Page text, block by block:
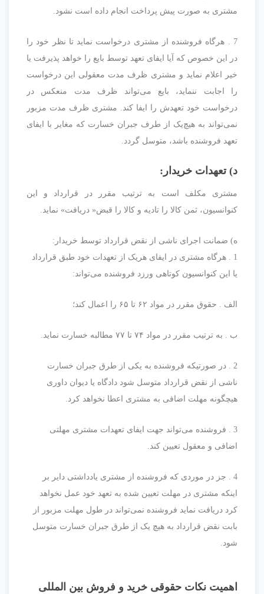
مشتری به صورت پیش پرداخت انجام داده است نشود.
7 . هرگاه فروشنده از مشتری درخواست نماید تا نظر خود را
در این خصوص که آیا ایفای تعهد توسط بایع را خواهد پذیرفت یا
خیر اعلام نماید و مشتری ظرف مدت معقولی این درخواست
را اجابت ننماید، بایع می‌تواند ظرف مدت منعکس در
درخواست خود تعهدش را ایفا کند. مشتری ظرف مدت مزبور
نمی‌تواند به هیچ‌یک از طرف جبران خسارت که مغایر با ایفای‌
تعهد فروشنده باشد، متوسل گردد.
د) تعهدات خریدار:
مشتری مکلف است به ترتیب مقرر در قرارداد و این
کنوانسیون،‌ ثمن کالا را تادیه و کالا را قبض« دریافت» نماید.
ه) ضمانت اجرای ناشی از نقض قرارداد توسط خریدار:
1 . هرگاه مشتری در ایفای هریک از تعهدات خود طبق قرارداد
یا این کنوانسیون کوتاهی ورزد فروشنده می‌تواند:
الف . حقوق مقرر در مواد ۶۲ تا ۶۵ را اعمال کند؛
ب . به ترتیب مقرر در مواد ۷۴ تا ۷۷ مطالبه خسارت نماید.
2 . در صورتیکه فروشنده به یکی از طرق جبران خسارت
ناشی از نقض قرارداد متوسل شود دادگاه یا دیوان داوری
هیچگونه مهلت اضافی به مشتری اعطا نخواهد کرد.
3 . فروشنده می‌تواند جهت ایفای تعهدات مشتری مهلتی
اضافی و معقول تعیین کند.
4 . جز در موردی که فروشنده از مشتری یادداشتی دایر بر
اینکه مشتری در مهلت تعیین شده به تعهد خود عمل نخواهد
کرد دریافت نماید فروشنده نمی‌تواند در طول مهلت مزبور از
بابت نقض قرارداد به هیچ یک از طرق جبران خسارت متوسل
شود.
اهمیت نکات حقوقی خرید و فروش بین المللی